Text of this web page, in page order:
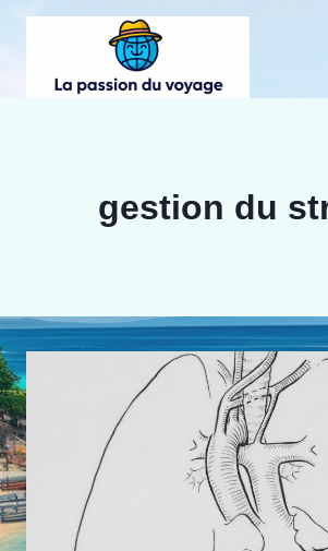
Aller
contenu
gestion du